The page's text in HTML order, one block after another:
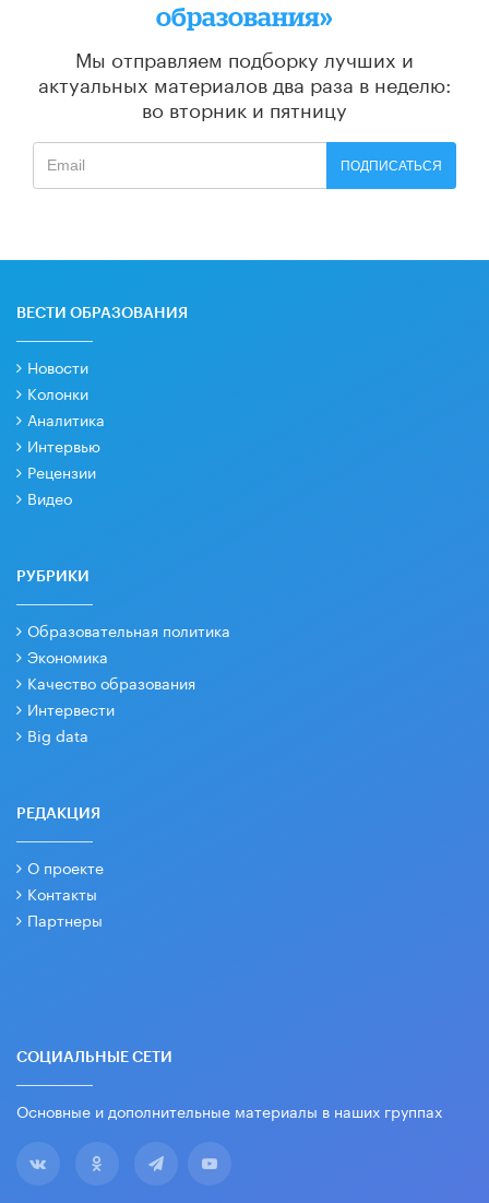
образования»
Мы отправляем подборку лучших и
актуальных материалов два раза в неделю:
во вторник и пятницу
ПОДПИСАТЬСЯ
ВЕСТИ ОБРАЗОВАНИЯ
Новости
Колонки
Аналитика
Интервью
Рецензии
Видео
РУБРИКИ
Образовательная политика
Экономика
Качество образования
Интервести
Big data
РЕДАКЦИЯ
О проекте
Контакты
Партнеры
СОЦИАЛЬНЫЕ СЕТИ
Основные и дополнительные материалы в наших группах